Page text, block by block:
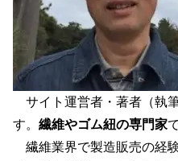
サイト運営者・著者（執
す。 繊維やゴム紐の専門家
繊維業界で製造販売の経